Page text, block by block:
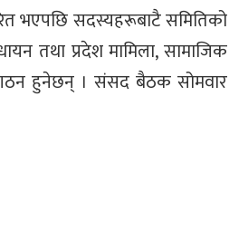
भएपछि सदस्यहरूबाटै समितिको
तथा प्रदेश मामिला, सामाजिक
गठन हुनेछन् । संसद बैठक सोमवार